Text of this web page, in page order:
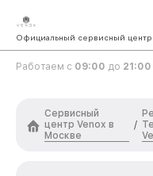
Официальный сервисный центр
Работаем с 09:00 до 21:00
Сервисный
центр Venox в
Москве
/